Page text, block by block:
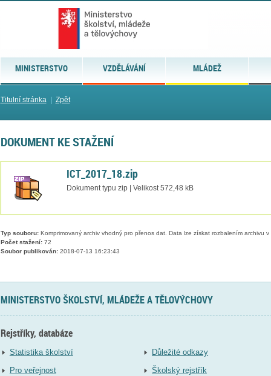
MINISTERSTVO VZDĚLÁVÁNÍ MLÁDEŽ
Titulní stránka| Zpět
DOKUMENT KE STAŽENÍ
ICT_2017_18.zip
Dokument typu zip | Velikost 572,48 kB
Typ souboru:Komprimovaný archiv vhodný pro přenos dat. Data lze získat rozbalením archivu
Počet stažení:72
Soubor publikován:2018-07-13 16:23:43
MINISTERSTVO ŠKOLSTVÍ, MLÁDEŽE A TĚLOVÝCHOVY
Rejstříky, databáze
Statistika školství
Pro veřejnost
Důležité odkazy
Školský rejstřík